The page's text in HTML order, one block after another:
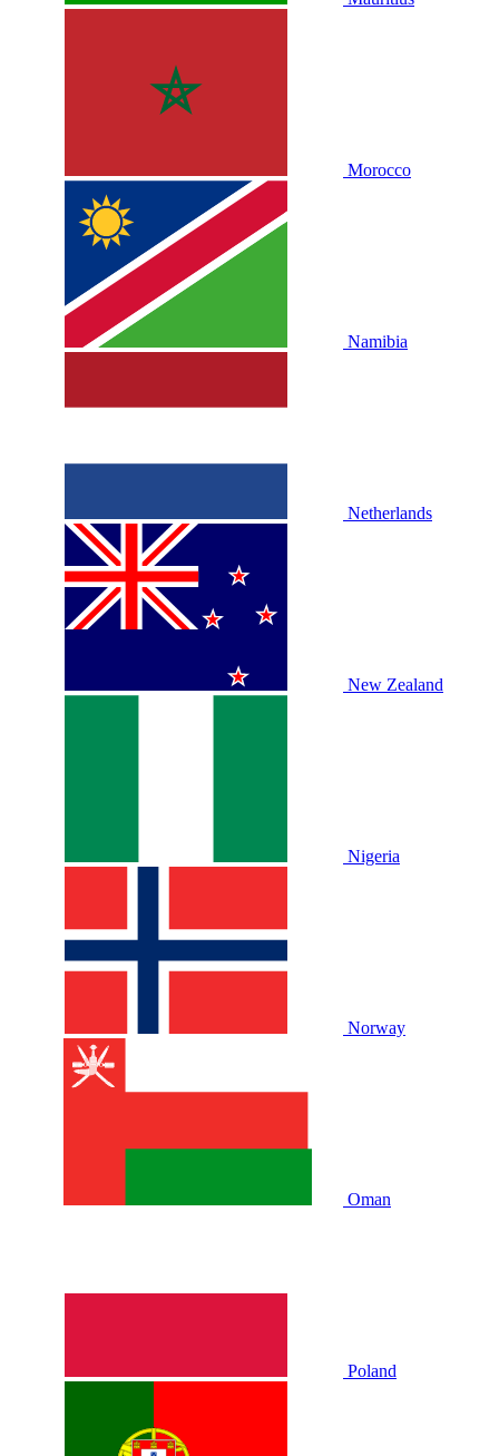
Morocco
Namibia
Netherlands
New Zealand
Nigeria
Norway
Oman
Poland